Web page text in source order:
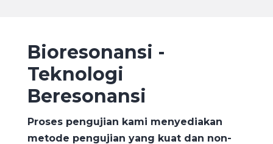
Bioresonansi -
Teknologi
Beresonansi
Proses pengujian kami menyediakan
metode pengujian yang kuat dan non-